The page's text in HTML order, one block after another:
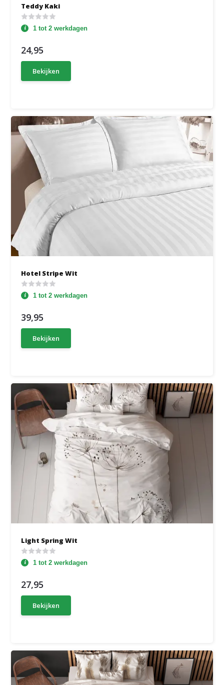
Teddy Kaki
1 tot 2 werkdagen
24,95
Bekijken
Hotel Stripe Wit
1 tot 2 werkdagen
39,95
Bekijken
Light Spring Wit
1 tot 2 werkdagen
27,95
Bekijken